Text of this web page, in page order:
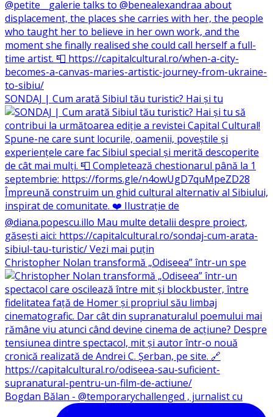
SONDAJ | Cum arată Sibiul tău turistic? Hai și tu
Christopher Nolan transformă „Odiseea” într-un spe
Bogdan Bălan - @temporarychallenged , jurnalist cu